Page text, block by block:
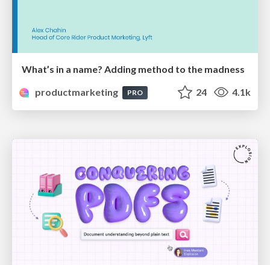
What’s in a name? Adding method to the madness
productmarketing
PRO 24 4.1k